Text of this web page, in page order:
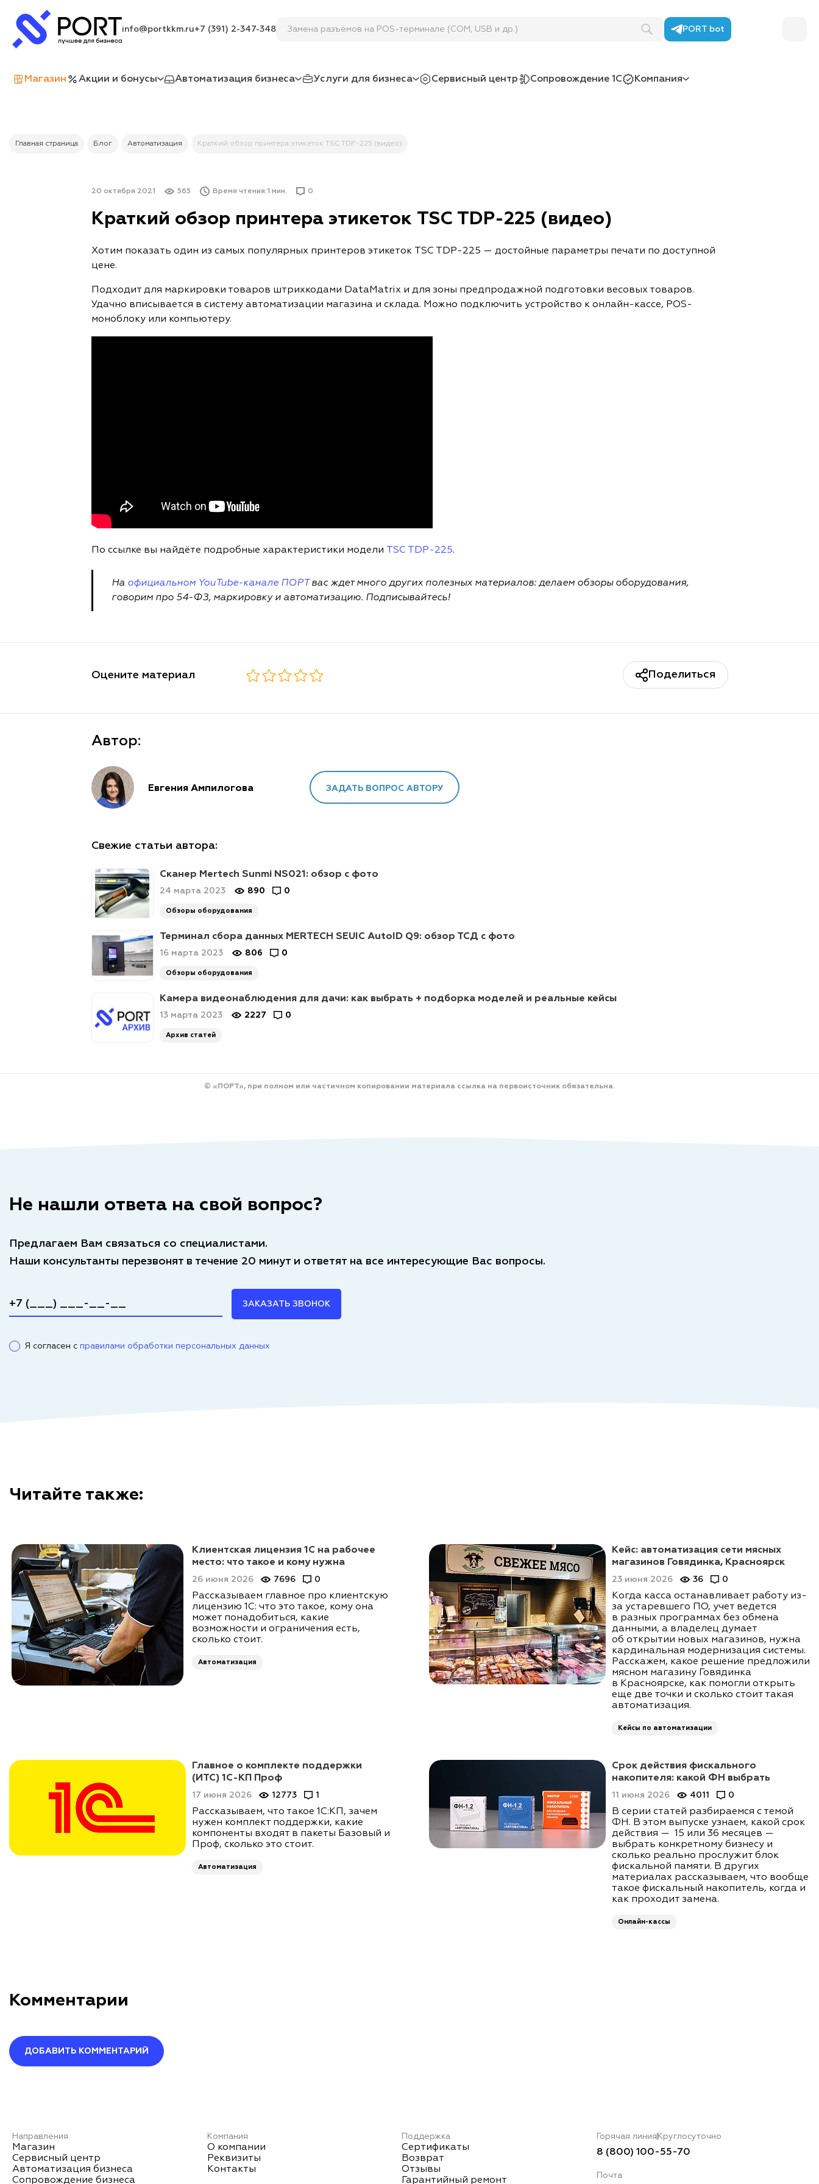
info@portkkm.ru+7 (391) 2-347-348 Замена разъёмов на POS-терминале (COM, USB и др.) PORT bot
Магазин Акции и бонусы Автоматизация бизнеса Услуги для бизнеса Сервисный центр Сопровождение 1С Компания
Главная страница Блог Автоматизация Краткий обзор принтера этикеток TSC TDP-225 (видео)
20 октября 2021 565 Время чтения:1 мин. 0
Краткий обзор принтера этикеток TSC TDP-225 (видео)
Хотим показать один из самых популярных принтеров этикеток TSC TDP-225 — достойные параметры печати по доступной
цене.
Подходит для маркировки товаров штрихкодами DataMatrix и для зоны предпродажной подготовки весовых товаров.
Удачно вписывается в систему автоматизации магазина и склада. Можно подключить устройство к онлайн-кассе, POS-
моноблоку или компьютеру.
По ссылке вы найдёте подробные характеристики модели TSC TDP-225.
На официальном YouTube-канале ПОРТ вас ждет много других полезных материалов: делаем обзоры оборудования,
говорим про 54-ФЗ, маркировку и автоматизацию. Подписывайтесь!
Оцените материал Поделиться
Автор:
Евгения Ампилогова ЗАДАТЬ ВОПРОС АВТОРУ
Свежие статьи автора:
Сканер Mertech Sunmi NS021: обзор с фото
24 марта 2023 890 0
Обзоры оборудования
Терминал сбора данных MERTECH SEUIC AutoID Q9: обзор ТСД с фото
16 марта 2023 806 0
Обзоры оборудования
Камера видеонаблюдения для дачи: как выбрать + подборка моделей и реальные кейсы
13 марта 2023 2227 0
Архив статей
© «ПОРТ», при полном или частичном копировании материала ссылка на первоисточник обязательна.
Не нашли ответа на свой вопрос?
Предлагаем Вам связаться со специалистами.
Наши консультанты перезвонят в течение 20 минут и ответят на все интересующие Вас вопросы.
Я согласен с правилами обработки персональных данных
ЗАКАЗАТЬ ЗВОНОК
Читайте также:
Клиентская лицензия 1С на рабочее
место: что такое и кому нужна
26 июня 2026 7696 0
Рассказываем главное про клиентскую
лицензию 1С: что это такое, кому она
может понадобиться, какие
возможности и ограничения есть,
сколько стоит.
Автоматизация
Кейс: автоматизация сети мясных
магазинов Говядинка, Красноярск
23 июня 2026 36 0
Когда касса останавливает работу из-
за устаревшего ПО, учет ведется
в разных программах без обмена
данными, а владелец думает
об открытии новых магазинов, нужна
кардинальная модернизация системы.
Расскажем, какое решение предложили
мясном магазину Говядинка
в Красноярске, как помогли открыть
еще две точки и сколько стоит такая
автоматизация.
Кейсы по автоматизации
Главное о комплекте поддержки
(ИТС) 1С-КП Проф
17 июня 2026 12773 1
Рассказываем, что такое 1С:КП, зачем
нужен комплект поддержки, какие
компоненты входят в пакеты Базовый и
Проф, сколько это стоит.
Автоматизация
Срок действия фискального
накопителя: какой ФН выбрать
11 июня 2026 4011 0
В серии статей разбираемся с темой
ФН. В этом выпуске узнаем, какой срок
действия — 15 или 36 месяцев —
выбрать конкретному бизнесу и
сколько реально прослужит блок
фискальной памяти. В других
материалах рассказываем, что вообще
такое фискальный накопитель, когда и
как проходит замена.
Онлайн-кассы
Комментарии
ДОБАВИТЬ КОММЕНТАРИЙ
Ваш комментарий*
Направления
Магазин
Сервисный центр
Автоматизация бизнеса
Сопровождение бизнеса
Компания
О компании
Реквизиты
Контакты
Поддержка
Сертификаты
Возврат
Отзывы
Гарантийный ремонт
Горячая линия Круглосуточно
8 (800) 100-55-70
Почта